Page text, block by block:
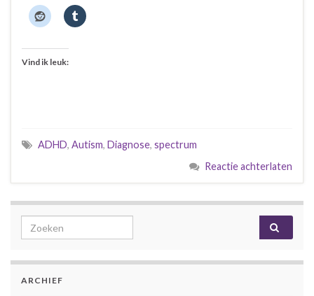
Vind ik leuk:
ADHD, Autism, Diagnose, spectrum
Reactie achterlaten
Search for:
ARCHIEF